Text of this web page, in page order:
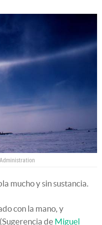
mucho y sin sustancia.
con la mano, y
de Miguel